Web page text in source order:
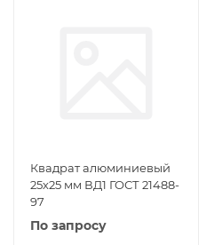
Квадрат алюминиевый
25х25 мм ВД1 ГОСТ 21488-
97
По запросу